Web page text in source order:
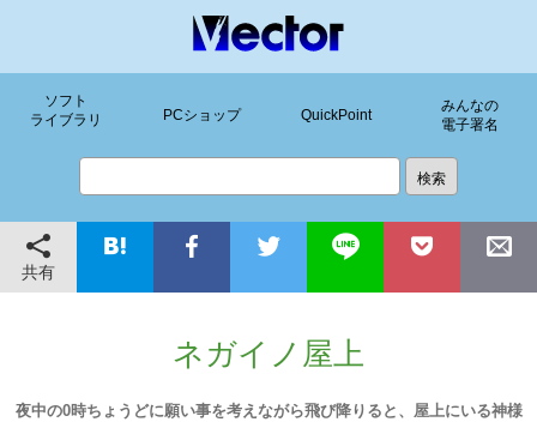
ソフト
ライブラリ
PCショップ QuickPoint
みんなの
電子署名
共有
ネガイノ屋上
夜中の0時ちょうどに願い事を考えながら飛び降りると、屋上にいる神様